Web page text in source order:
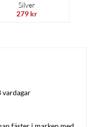
Silver
279 kr
vardagar